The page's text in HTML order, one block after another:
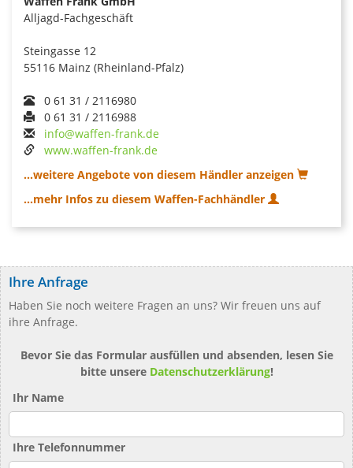
Alljagd-Fachgeschäft
Steingasse 12
55116 Mainz (Rheinland-Pfalz)
0 61 31 / 2116980
0 61 31 / 2116988
info@waffen-frank.de
www.waffen-frank.de
...weitere Angebote von diesem Händler anzeigen
...mehr Infos zu diesem Waffen-Fachhändler
Ihre Anfrage
Haben Sie noch weitere Fragen an uns? Wir freuen uns auf
ihre Anfrage.
Bevor Sie das Formular ausfüllen und absenden, lesen Sie
bitte unsere Datenschutzerklärung!
Ihr Name
Ihre Telefonnummer